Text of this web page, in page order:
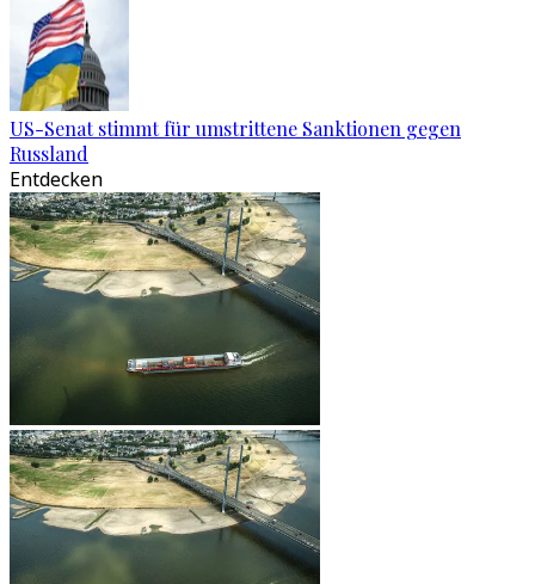
US-Senat stimmt für umstrittene Sanktionen gegen
Russland
Entdecken